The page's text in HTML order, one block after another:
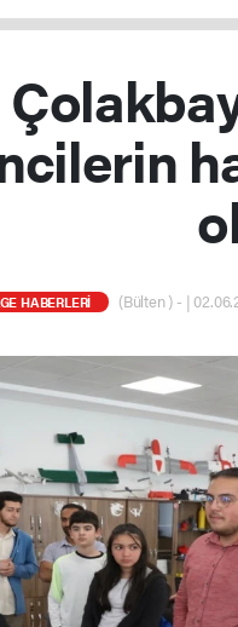
yakalandı
HABERLERİ (Bülten ) - |